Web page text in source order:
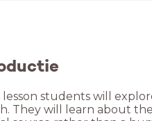
lesson students will
They will learn about